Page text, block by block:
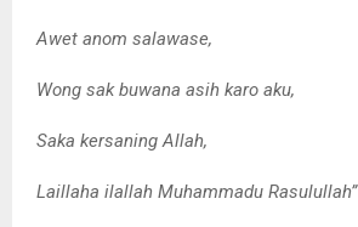
Awet anom salawase,
Wong sak buwana asih karo aku,
Saka kersaning Allah,
Laillaha ilallah Muhammadu Rasulullah”